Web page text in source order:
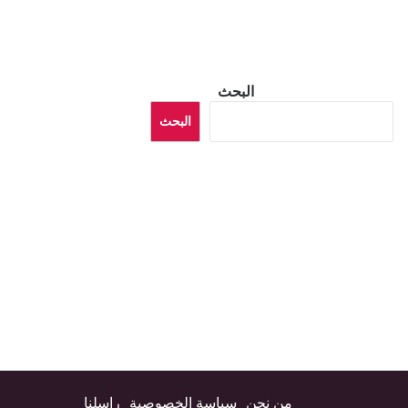
البحث
البحث
من نحن سياسة الخصوصية راسلنا